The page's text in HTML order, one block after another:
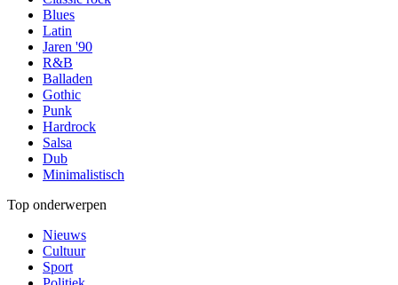
Blues
Latin
Jaren '90
R&B
Balladen
Gothic
Punk
Hardrock
Salsa
Dub
Minimalistisch
Top onderwerpen
Nieuws
Cultuur
Sport